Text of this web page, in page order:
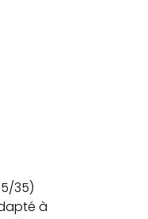
35)
à